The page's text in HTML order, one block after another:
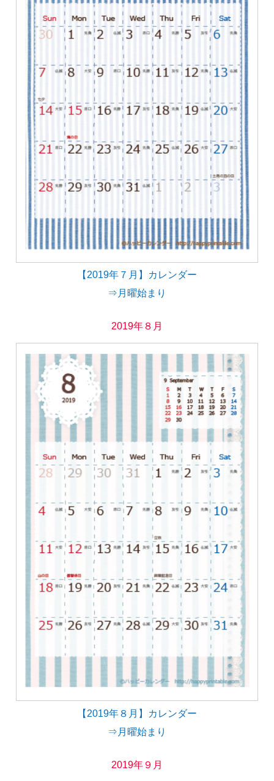
【2019年７月】カレンダー
⇒月曜始まり
2019年８月
【2019年８月】カレンダー
⇒月曜始まり
2019年９月